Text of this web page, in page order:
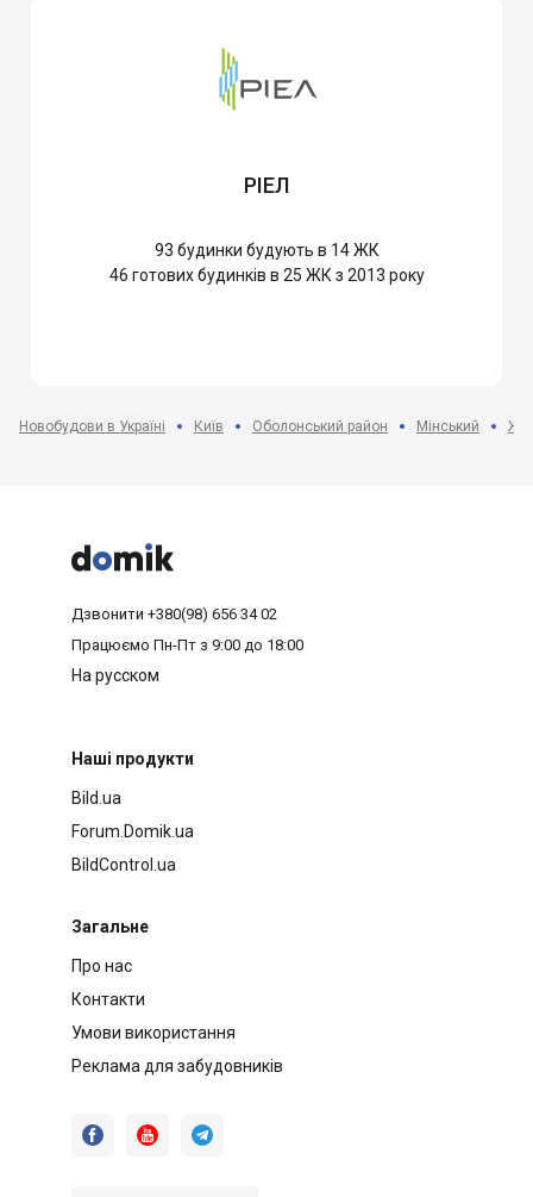
РІЕЛ
93 будинки будують в 14 ЖК
46 готових будинків в 25 ЖК з 2013 року
Новобудови в Україні Київ Оболонський район Мінський ЖК



Дзвонити +380(98) 656 34 02
Працюємо Пн-Пт з 9:00 до 18:00
На русском
Наші продукти
Bild.ua
Forum.Domik.ua
BildControl.ua
Загальне
Про нас
Контакти
Умови використання
Реклама для забудовників
  